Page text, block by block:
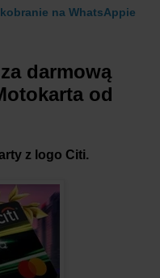
na WhatsAppie
darmową
od
z logo Citi.